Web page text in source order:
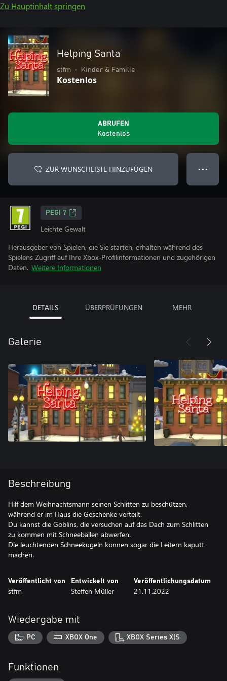
Zu Hauptinhalt springen
Helping Santa
stfm • Kinder & Familie
Kostenlos
ABRUFEN
Kostenlos
ZUR WUNSCHLISTE HINZUFÜGEN ● ● ●
PEGI 7
Leichte Gewalt
Herausgeber von Spielen, die Sie starten, erhalten während des
Spielens Zugriff auf Ihre Xbox-Profilinformationen und zugehörigen
Daten. Weitere Informationen
DETAILS ÜBERPRÜFUNGEN MEHR
Galerie
Beschreibung
Hilf dem Weihnachtsmann seinen Schlitten zu beschützen,
während er im Haus die Geschenke verteilt.
Du kannst die Goblins, die versuchen auf das Dach zum Schlitten
zu kommen mit Schneebällen abwerfen.
Die leuchtenden Schneekugeln können sogar die Leitern kaputt
machen.
Veröffentlicht von
stfm
Entwickelt von
Steffen Müller
Veröffentlichungsdatum
21.11.2022
Wiedergabe mit
PC XBOX One XBOX Series X|S
Funktionen